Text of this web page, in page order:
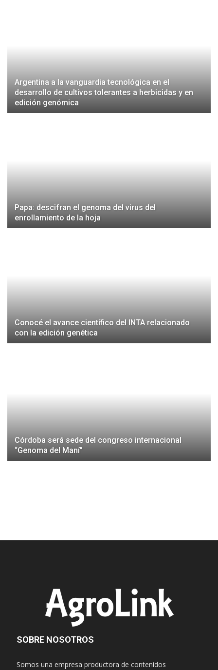
Argentina a la vanguardia tecnológica en el
desarrollo de cultivos tolerantes a herbicidas y en
edición genómica
Papa: descifran el genoma del virus del
enrollamiento de la hoja
Conocé el avance científico del INTA relacionado
con la edición genética
Córdoba será sede del congreso internacional
“Genoma del Maní”
SOBRE NOSOTROS
Somos una empresa productora de contenidos